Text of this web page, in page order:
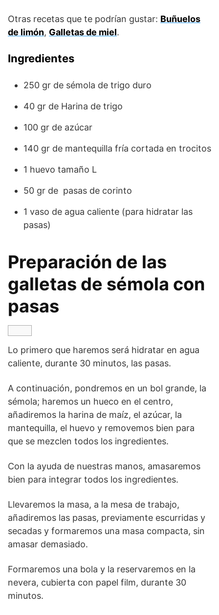
Otras recetas que te podrían gustar: Buñuelos
de limón, Galletas de miel.
Ingredientes
250 gr de sémola de trigo duro
40 gr de Harina de trigo
100 gr de azúcar
140 gr de mantequilla fría cortada en trocitos
1 huevo tamaño L
50 gr de pasas de corinto
1 vaso de agua caliente (para hidratar las
pasas)
Preparación de las
galletas de sémola con
pasas
Lo primero que haremos será hidratar en agua
caliente, durante 30 minutos, las pasas.
A continuación, pondremos en un bol grande, la
sémola; haremos un hueco en el centro,
añadiremos la harina de maíz, el azúcar, la
mantequilla, el huevo y removemos bien para
que se mezclen todos los ingredientes.
Con la ayuda de nuestras manos, amasaremos
bien para integrar todos los ingredientes.
Llevaremos la masa, a la mesa de trabajo,
añadiremos las pasas, previamente escurridas y
secadas y formaremos una masa compacta, sin
amasar demasiado.
Formaremos una bola y la reservaremos en la
nevera, cubierta con papel film, durante 30
minutos.